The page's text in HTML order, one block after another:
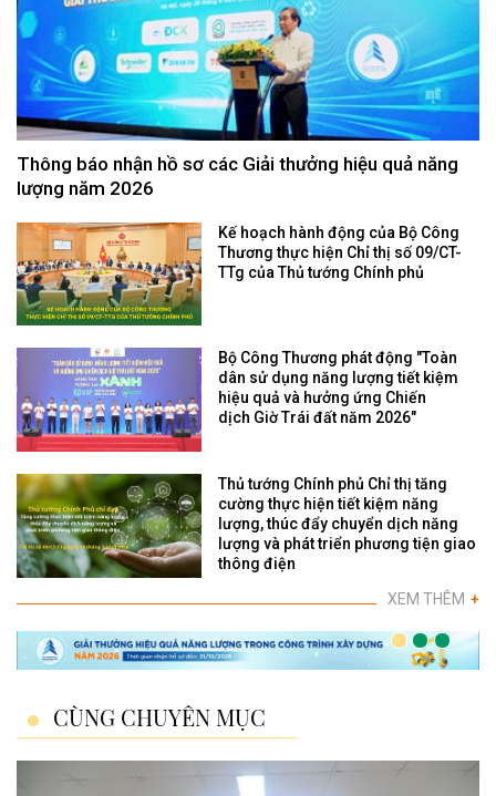
Thông báo nhận hồ sơ các Giải thưởng hiệu quả năng
lượng năm 2026
Kế hoạch hành động của Bộ Công
Thương thực hiện Chỉ thị số 09/CT-
TTg của Thủ tướng Chính phủ
Bộ Công Thương phát động "Toàn
dân sử dụng năng lượng tiết kiệm
hiệu quả và hưởng ứng Chiến
dịch Giờ Trái đất năm 2026"
Thủ tướng Chính phủ Chỉ thị tăng
cường thực hiện tiết kiệm năng
lượng, thúc đẩy chuyển dịch năng
lượng và phát triển phương tiện giao
thông điện
XEM THÊM +
CÙNG CHUYÊN MỤC